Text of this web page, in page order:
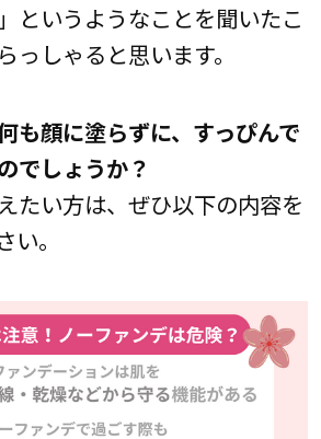
というようなことを聞いたこ
っしゃると思います。
も顔に塗らずに、すっぴんで
でしょうか？
たい方は、ぜひ以下の内容を
。